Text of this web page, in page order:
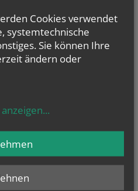
den Verwendungszweck angeben
ein
zu.
Cookies verwendet
systemtechnische
Sie können Ihre
ändern oder
...